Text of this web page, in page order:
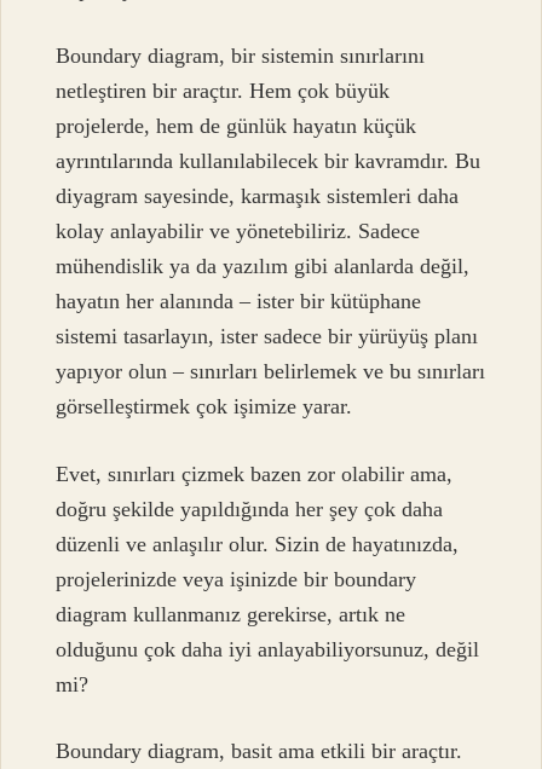
Boundary diagram, bir sistemin sınırlarını
netleştiren bir araçtır. Hem çok büyük
projelerde, hem de günlük hayatın küçük
ayrıntılarında kullanılabilecek bir kavramdır. Bu
diyagram sayesinde, karmaşık sistemleri daha
kolay anlayabilir ve yönetebiliriz. Sadece
mühendislik ya da yazılım gibi alanlarda değil,
hayatın her alanında – ister bir kütüphane
sistemi tasarlayın, ister sadece bir yürüyüş planı
yapıyor olun – sınırları belirlemek ve bu sınırları
görselleştirmek çok işimize yarar.
Evet, sınırları çizmek bazen zor olabilir ama,
doğru şekilde yapıldığında her şey çok daha
düzenli ve anlaşılır olur. Sizin de hayatınızda,
projelerinizde veya işinizde bir boundary
diagram kullanmanız gerekirse, artık ne
olduğunu çok daha iyi anlayabiliyorsunuz, değil
mi?
Boundary diagram, basit ama etkili bir araçtır.